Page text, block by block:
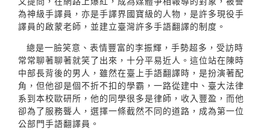
為神級手譯員，亦是手譯界國寶級的人物，是許多現役手
譯員的啟蒙老師，並建立臺灣許多手語翻譯的制度。
總是一臉笑意、表情豐富的李振輝，手勢超多，受訪時
常常聊著聊著就笑了出來，十分平易近人。這位站在陳時
中部長背後的男人，雖然在臺上手語翻譯時，是扮演著配
角，但他卻是個不折不扣的學霸，一路從建中、臺大法律
系到本校歐研所，他的同學很多是律師，收入豐盈，而他
卻為了服務聾人，選擇一條截然不同的道路，成為第一位
公部門手語翻譯員。